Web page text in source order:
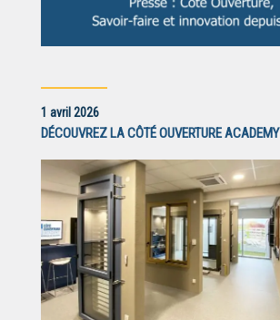
1 avril 2026
DÉCOUVREZ LA CÔTÉ OUVERTURE ACADEMY